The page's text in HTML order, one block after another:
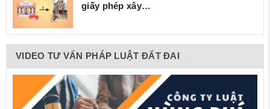
giấy phép xây…
VIDEO TƯ VẤN PHÁP LUẬT ĐẤT ĐAI